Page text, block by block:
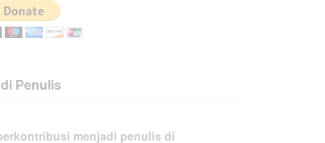
Penulis
menjadi penulis di